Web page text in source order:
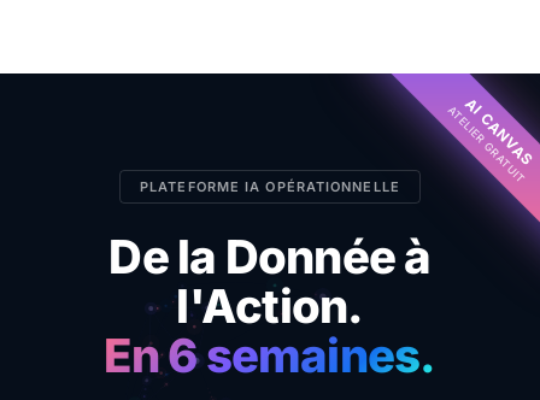
AI CANVAS
ATELIER GRATUIT
PLATEFORME IA OPÉRATIONNELLE
De la Donnée à
l'Action.
En 6 semaines.